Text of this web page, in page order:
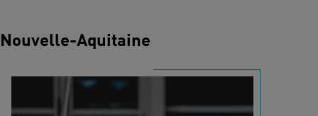
Nouvelle-Aquitaine